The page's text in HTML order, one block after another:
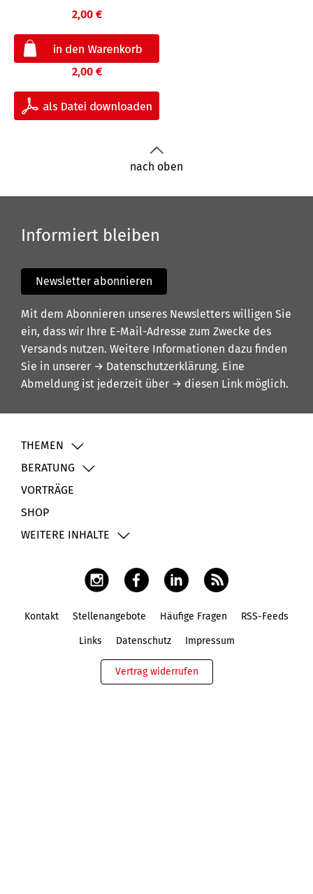
2,00 €
2,00 €
nach oben
Informiert bleiben
Newsletter abonnieren
Mit dem Abonnieren unseres Newsletters willigen Sie
ein, dass wir Ihre E-Mail-Adresse zum Zwecke des
Versands nutzen. Weitere Informationen dazu finden
Sie in unserer → Datenschutzerklärung. Eine
Abmeldung ist jederzeit über → diesen Link möglich.
THEMEN
BERATUNG
VORTRÄGE
SHOP
WEITERE INHALTE
Kontakt Stellenangebote Häufige Fragen RSS-Feeds
Links Datenschutz Impressum
Vertrag widerrufen